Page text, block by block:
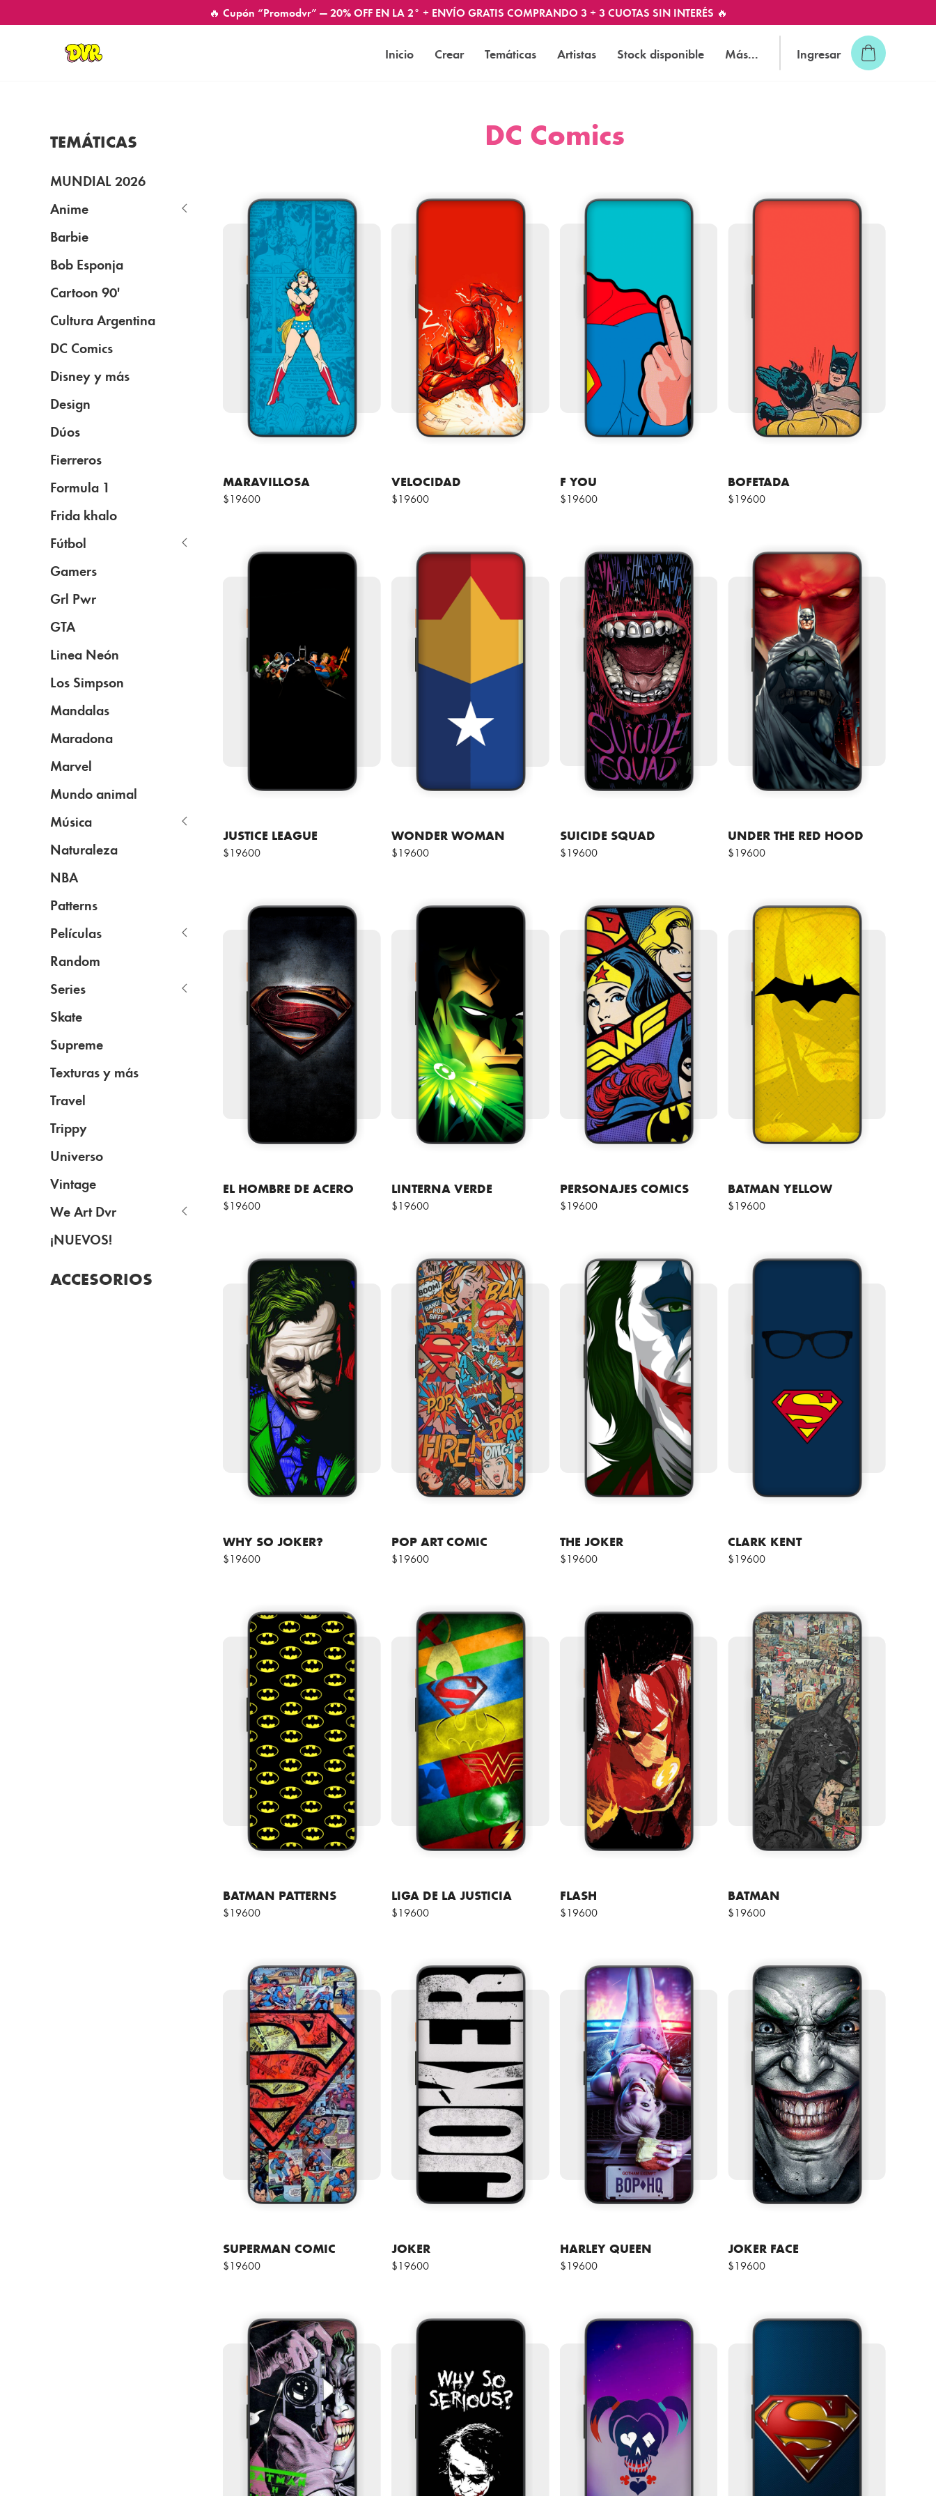
🔥 Cupón “Promodvr” — 20% OFF EN LA 2° + ENVÍO GRATIS COMPRANDO 3 + 3 CUOTAS SIN INTERÉS 🔥
Inicio Crear Temáticas Artistas Stock disponible Más... Ingresar
DC Comics
MARAVILLOSA
$19600
VELOCIDAD
$19600
F YOU
$19600
BOFETADA
$19600
JUSTICE LEAGUE
$19600
WONDER WOMAN
$19600
SUICIDE SQUAD
$19600
UNDER THE RED HOOD
$19600
EL HOMBRE DE ACERO
$19600
LINTERNA VERDE
$19600
PERSONAJES COMICS
$19600
BATMAN YELLOW
$19600
WHY SO JOKER?
$19600
POP ART COMIC
$19600
THE JOKER
$19600
CLARK KENT
$19600
BATMAN PATTERNS
$19600
LIGA DE LA JUSTICIA
$19600
FLASH
$19600
BATMAN
$19600
SUPERMAN COMIC
$19600
JOKER
$19600
HARLEY QUEEN
$19600
JOKER FACE
$19600
TEMÁTICAS
MUNDIAL 2026
Anime
Barbie
Bob Esponja
Cartoon 90'
Cultura Argentina
DC Comics
Disney y más
Design
Dúos
Fierreros
Formula 1
Frida khalo
Fútbol
Gamers
Grl Pwr
GTA
Linea Neón
Los Simpson
Mandalas
Maradona
Marvel
Mundo animal
Música
Naturaleza
NBA
Patterns
Películas
Random
Series
Skate
Supreme
Texturas y más
Travel
Trippy
Universo
Vintage
We Art Dvr
¡NUEVOS!
ACCESORIOS